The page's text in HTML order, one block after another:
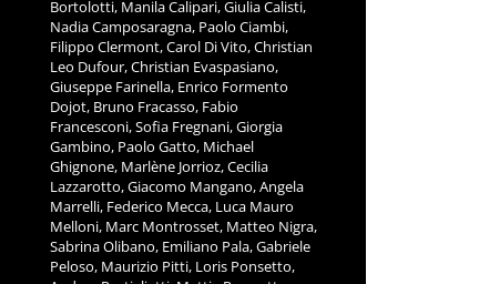
Bortolotti, Manila Calipari, Giulia Calisti,
Nadia Camposaragna, Paolo Ciambi,
Filippo Clermont, Carol Di Vito, Christian
Leo Dufour, Christian Evaspasiano,
Giuseppe Farinella, Enrico Formento
Dojot, Bruno Fracasso, Fabio
Francesconi, Sofia Fregnani, Giorgia
Gambino, Paolo Gatto, Michael
Ghignone, Marlène Jorrioz, Cecilia
Lazzarotto, Giacomo Mangano, Angela
Marrelli, Federico Mecca, Luca Mauro
Melloni, Marc Montrosset, Matteo Nigra,
Sabrina Olibano, Emiliano Pala, Gabriele
Peloso, Maurizio Pitti, Loris Ponsetto,